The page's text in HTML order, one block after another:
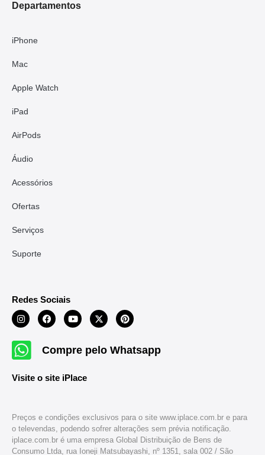
Departamentos
iPhone
Mac
Apple Watch
iPad
AirPods
Áudio
Acessórios
Ofertas
Serviços
Suporte
Redes Sociais
Compre pelo Whatsapp
Visite o site iPlace
Preços e condições exclusivos para o site www.iplace.com.br e para
o televendas, podendo sofrer alterações sem prévia notificação.
iplace.com.br é uma empresa Global Distribuição de Bens de
Consumo Ltda, rua Ioneji Matsubayashi, nº 1351, sala 002 / São